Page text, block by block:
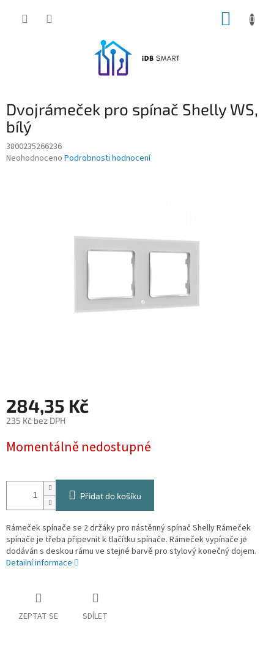
Dvojrámeček pro spínač Shelly WS,
bílý
3800235266236
Průměrné
Neohodnoceno Podrobnosti hodnocení
284,35 Kč
235 Kč bez DPH
cena:
Momentálně nedostupné
Přidat do košíku
Rámeček spínače se 2 držáky pro nástěnný spínač Shelly Rámeček
spínače je třeba připevnit k tlačítku spínače. Rámeček vypínače je
dodáván s deskou rámu ve stejné barvě pro stylový konečný dojem.
Detailní informace
ZEPTAT SE SDÍLET